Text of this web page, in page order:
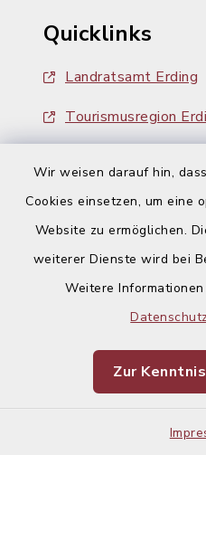
Wir weisen darauf hin,
Cookies einsetzen, um eine
Website zu ermöglichen.
weiterer Dienste wird bei
Weitere
Zur
Quicklinks
Landratsamt Erding
Tourismusregion